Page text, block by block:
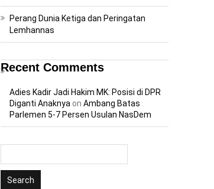
Perang Dunia Ketiga dan Peringatan
Lemhannas
Recent Comments
Adies Kadir Jadi Hakim MK: Posisi di DPR
Diganti Anaknya on Ambang Batas
Parlemen 5-7 Persen Usulan NasDem